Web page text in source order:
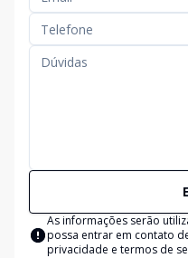
As informações serão
possa entrar em contato
privacidade e termos de